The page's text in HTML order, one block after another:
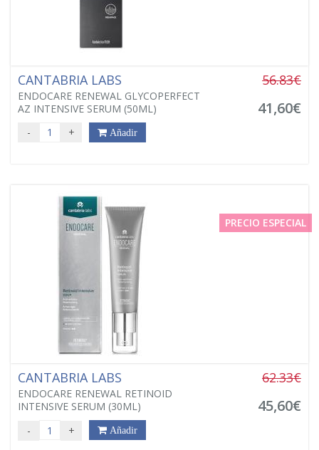
CANTABRIA LABS
ENDOCARE RENEWAL GLYCOPERFECT
AZ INTENSIVE SERUM (50ML)
56.83€
41,60€
- + Añadir
PRECIO ESPECIAL
CANTABRIA LABS
ENDOCARE RENEWAL RETINOID
INTENSIVE SERUM (30ML)
62.33€
45,60€
- + Añadir